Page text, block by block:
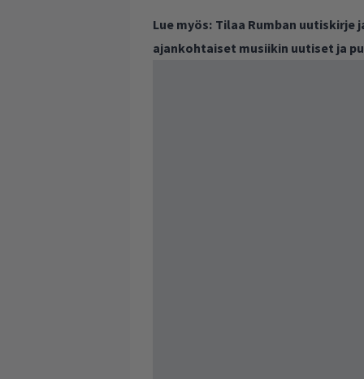
Lue myös: Tilaa Rumban uutiskirje
ajankohtaiset musiikin uutiset ja